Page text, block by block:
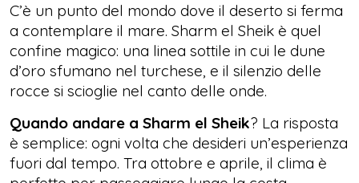
C’è un punto del mondo dove il deserto si ferma
a contemplare il mare. Sharm el Sheik è quel
confine magico: una linea sottile in cui le dune
d’oro sfumano nel turchese, e il silenzio delle
rocce si scioglie nel canto delle onde.
Quando andare a Sharm el Sheik? La risposta
è semplice: ogni volta che desideri un’esperienza
fuori dal tempo. Tra ottobre e aprile, il clima è